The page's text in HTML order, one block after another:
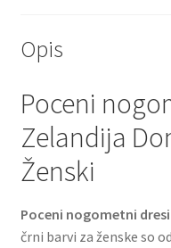
Opis
Poceni
Zelandija
Ženski
Poceni nogometni dresi
črni barvi za ženske so